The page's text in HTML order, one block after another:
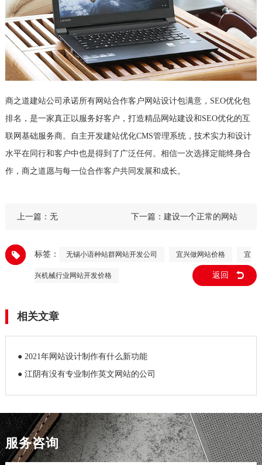
商之道建站公司承诺所有网站合作客户网站设计包满意，SEO优化包
排名，是一家真正以服务好客户，打造精品网站建设和SEO优化的互
联网基础服务商。自主开发建站优化CMS管理系统，技术实力和设计
水平在同行和客户中也是得到了广泛任何。相信一次选择定能终身合
作，商之道愿与每一位合作客户共同发展和成长。
上一篇：无 下一篇： 建设一个正常的网站
标签： 无锡小语种站群网站开发公司 宜兴做网站价格 宜
兴机械行业网站开发价格 返回
相关文章
● 2021年网站设计制作有什么新功能
● 江阴有没有专业制作英文网站的公司
服务咨询